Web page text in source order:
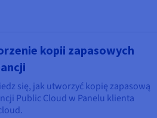
kopii zapasowych
się, jak utworzyć kopię zapasową
Public Cloud w Panelu klienta